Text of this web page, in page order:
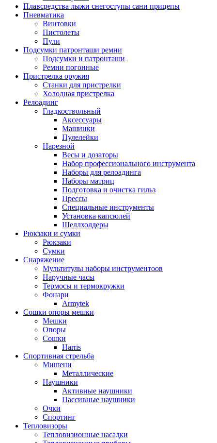
Плавсредства лыжи снегоступы сани прицепы
Пневматика
Винтовки
Пистолеты
Пули
Подсумки патронташи ремни
Подсумки и патронташи
Ремни погонные
Пристрелка оружия
Станки для пристрелки
Холодная пристрелка
Релоадинг
Гладкоствольный
Аксессуары
Машинки
Пулелейки
Нарезной
Весы и дозаторы
Набор профессионального инструмента
Наборы для релоадинга
Наборы матриц
Подготовка и очистка гильз
Прессы
Специальные инструменты
Установка капсюлей
Шеллхолдеры
Рюкзаки и сумки
Рюкзаки
Сумки
Снаряжение
Мультитулы наборы инструментоов
Наручные часы
Термосы и термокружки
Фонари
Armytek
Сошки опоры мешки
Мешки
Опоры
Сошки
Harris
Спортивная стрельба
Мишени
Металлические
Наушники
Активные наушники
Пассивные наушники
Очки
Спортинг
Тепловизоры
Тепловизионные насадки